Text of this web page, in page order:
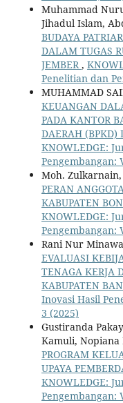
Muhammad
Jihadul Islam,
BUDAYA
DALAM TUGAS
JEMBER ,
Penelitian dan
MUHAMMAD
KEUANGAN
PADA KANTOR
DAERAH (BPKD)
KNOWLEDGE:
Pengembangan:
Moh.
PERAN
KABUPATEN
KNOWLEDGE:
Pengembangan:
Rani Nur
EVALUASI
TENAGA KERJA
KABUPATEN
Inovasi Hasil
3 (2025)
Gustiranda
Kamuli, Nopiana
PROGRAM
UPAYA
KNOWLEDGE:
Pengembangan: